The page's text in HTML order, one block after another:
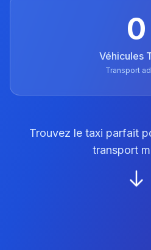
0
Véhicules
Transport
Trouvez le taxi parfait
transport